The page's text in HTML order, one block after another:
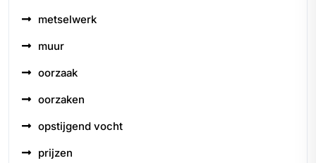
metselwerk
muur
oorzaak
oorzaken
opstijgend vocht
prijzen